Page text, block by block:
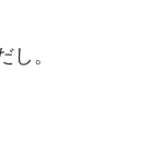
し。